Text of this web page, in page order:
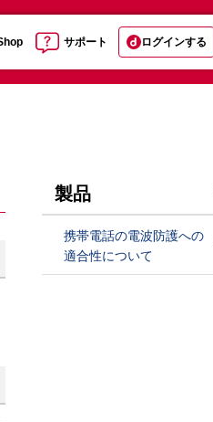
サポート ログインする
製品
携帯電話の電波防護への
適合性について